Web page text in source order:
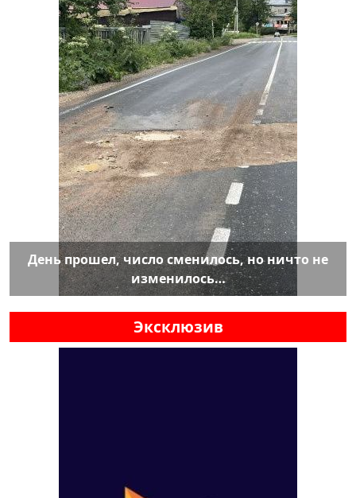
День прошел, число сменилось, но ничто не
изменилось…
Эксклюзив